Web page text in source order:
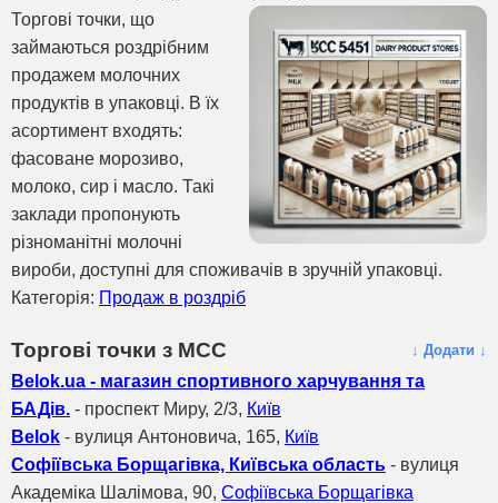
Торгові точки, що
займаються роздрібним
продажем молочних
продуктів в упаковці. В їх
асортимент входять:
фасоване морозиво,
молоко, сир і масло. Такі
заклади пропонують
різноманітні молочні
вироби, доступні для споживачів в зручній упаковці.
Категорія: Продаж в роздріб
Торгові точки з МСС ↓ Додати ↓
Belok.ua - магазин спортивного харчування та
БАДів. - проспект Миру, 2/3, Київ
Belok - вулиця Антоновича, 165, Київ
Софіївська Борщагівка, Київська область - вулиця
Академіка Шалімова, 90, Софіївська Борщагівка